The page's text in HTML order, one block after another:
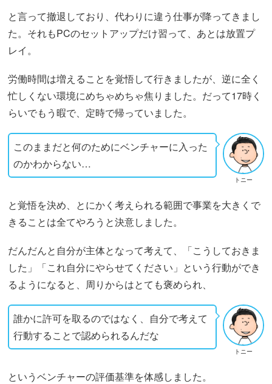
と言って撤退しており、代わりに違う仕事が降ってきまし
た。それもPCのセットアップだけ習って、あとは放置プ
レイ。
労働時間は増えることを覚悟して行きましたが、逆に全く
忙しくない環境にめちゃめちゃ焦りました。だって17時く
らいでもう暇で、定時で帰っていました。
トニー
このままだと何のためにベンチャーに入った
のかわからない…
と覚悟を決め、とにかく考えられる範囲で事業を大きくで
きることは全てやろうと決意しました。
だんだんと自分が主体となって考えて、「こうしておきま
した」「これ自分にやらせてください」という行動ができ
るようになると、周りからはとても褒められ、
トニー
誰かに許可を取るのではなく、自分で考えて
行動することで認められるんだな
というベンチャーの評価基準を体感しました。